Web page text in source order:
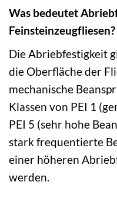
Was bedeutet
Feinsteinzeugfliesen?
Die Abriebfestigkeit
die Oberfläche der
mechanische
Klassen von PEI 1
PEI 5 (sehr hohe
stark frequentierte
einer höheren
werden.